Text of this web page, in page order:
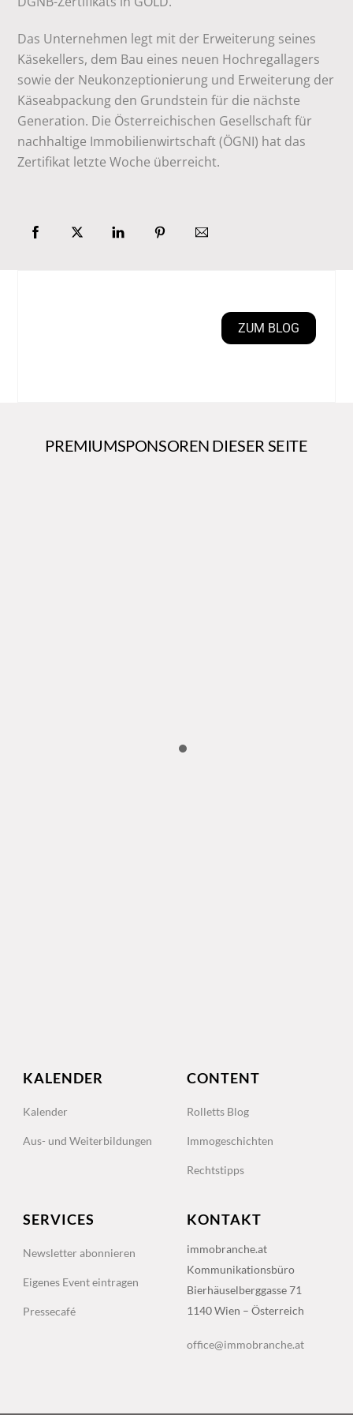
Das Unternehmen legt mit der Erweiterung seines
Käsekellers, dem Bau eines neuen Hochregallagers
sowie der Neukonzeptionierung und Erweiterung der
Käseabpackung den Grundstein für die nächste
Generation. Die Österreichischen Gesellschaft für
nachhaltige Immobilienwirtschaft (ÖGNI) hat das
Zertifikat letzte Woche überreicht.
ZUM BLOG
PREMIUMSPONSOREN DIESER SEITE
KALENDER
Kalender
Aus- und Weiterbildungen
CONTENT
Rolletts Blog
Immogeschichten
Rechtstipps
SERVICES
Newsletter abonnieren
Eigenes Event eintragen
Pressecafé
KONTAKT
immobranche.at
Kommunikationsbüro
Bierhäuselberggasse 71
1140 Wien – Österreich
office@immobranche.at